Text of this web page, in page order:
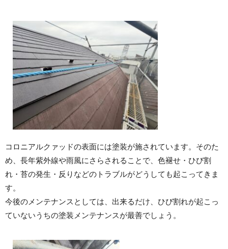
コロニアルクァッドの表面には塗装が施されています。そのた
め、長年紫外線や雨風にさらされることで、色褪せ・ひび割
れ・苔の発生・反りなどのトラブルがどうしても起こってきま
す。
今後のメンテナンスとしては、出来るだけ、ひび割れが起こっ
ていないうちの塗装メンテナンスが最善でしょう。